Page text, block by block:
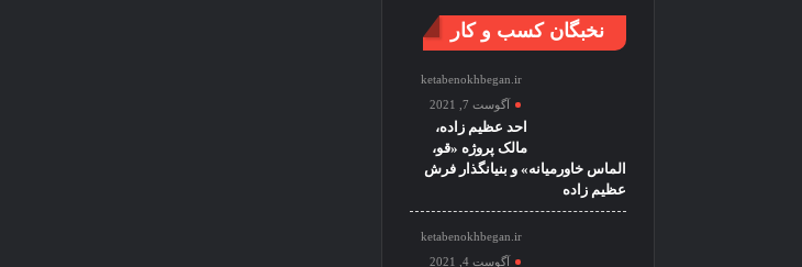
نخبگان کسب و کار
ketabenokhbegan.ir
آگوست 7, 2021
احد عظیم زاده،
مالک پروژه «قو،
الماس خاورمیانه» و بنیانگذار فرش
عظیم زاده
ketabenokhbegan.ir
آگوست 4, 2021